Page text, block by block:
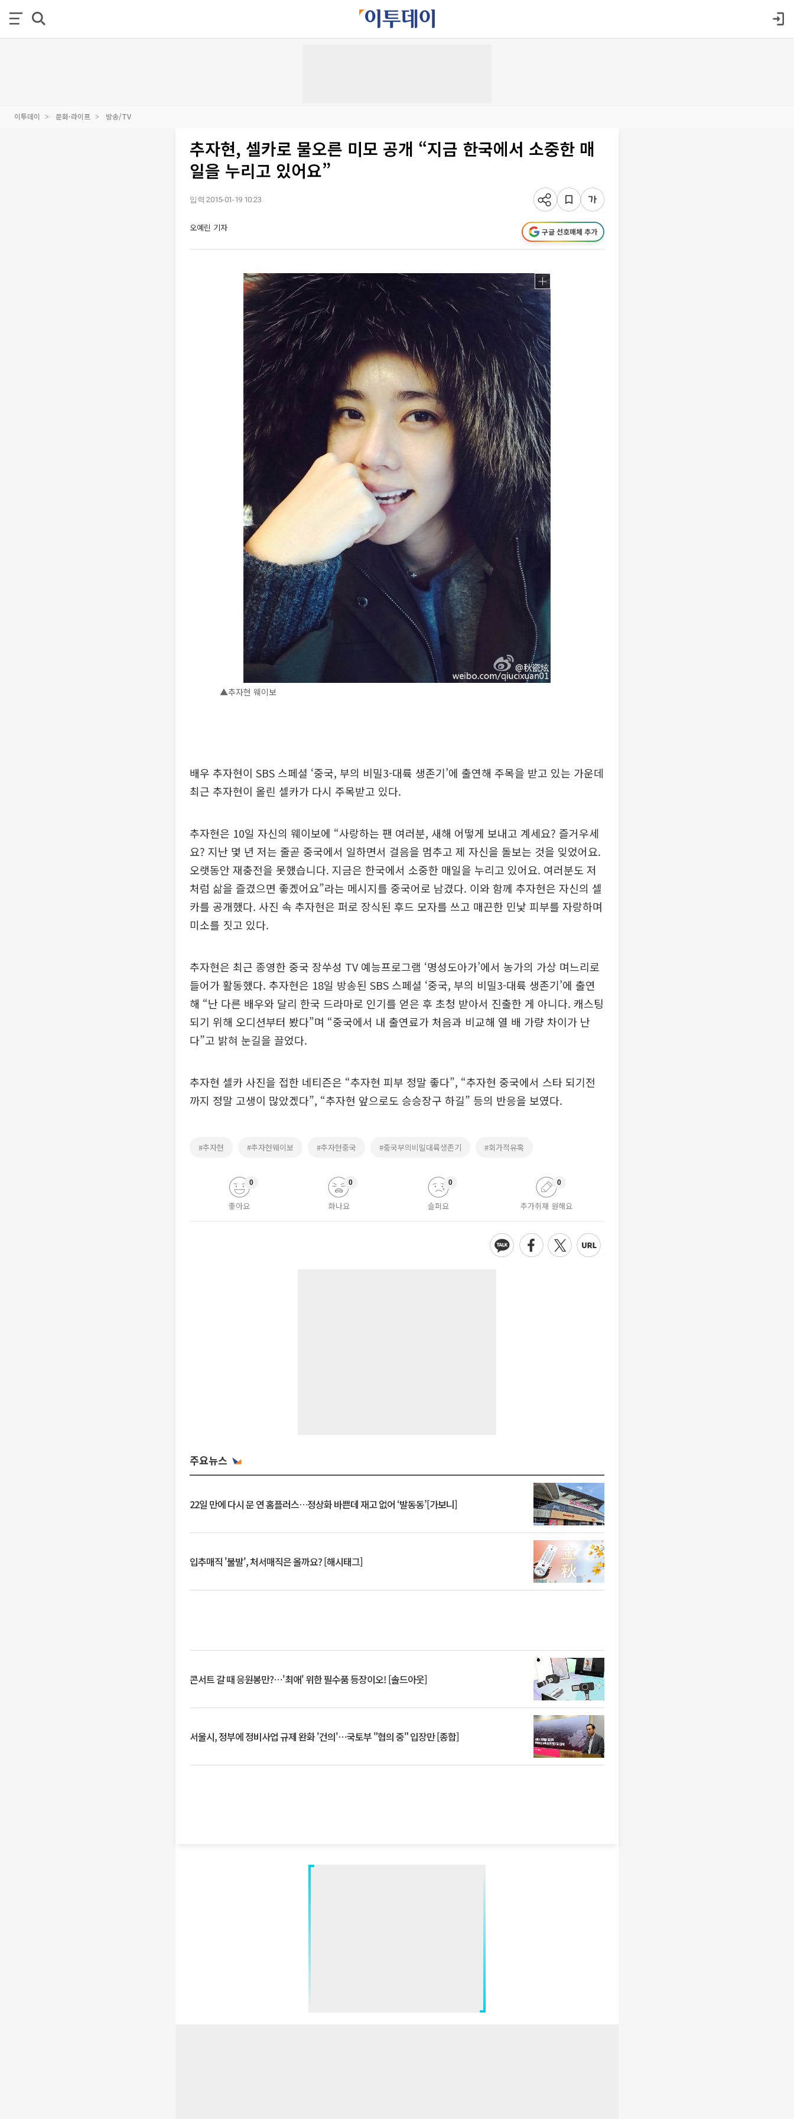
이투데이 문화·라이프 방송/TV
추자현, 셀카로 물오른 미모 공개 “지금 한국에서 소중한 매
일을 누리고 있어요”
입력 2015-01-19 10:23
오예린 기자 구글 선호매체 추가
▲추자현 웨이보
배우 추자현이 SBS 스페셜 ‘중국, 부의 비밀3-대륙 생존기’에 출연해 주목을 받고 있는 가운데
최근 추자현이 올린 셀카가 다시 주목받고 있다.
추자현은 10일 자신의 웨이보에 “사랑하는 팬 여러분, 새해 어떻게 보내고 계세요? 즐거우세
요? 지난 몇 년 저는 줄곧 중국에서 일하면서 걸음을 멈추고 제 자신을 돌보는 것을 잊었어요.
오랫동안 재충전을 못했습니다. 지금은 한국에서 소중한 매일을 누리고 있어요. 여러분도 저
처럼 삶을 즐겼으면 좋겠어요”라는 메시지를 중국어로 남겼다. 이와 함께 추자현은 자신의 셀
카를 공개했다. 사진 속 추자현은 퍼로 장식된 후드 모자를 쓰고 매끈한 민낯 피부를 자랑하며
미소를 짓고 있다.
추자현은 최근 종영한 중국 장쑤성 TV 예능프로그램 ‘명성도아가’에서 농가의 가상 며느리로
들어가 활동했다. 추자현은 18일 방송된 SBS 스페셜 ‘중국, 부의 비밀3-대륙 생존기’에 출연
해 “난 다른 배우와 달리 한국 드라마로 인기를 얻은 후 초청 받아서 진출한 게 아니다. 캐스팅
되기 위해 오디션부터 봤다”며 “중국에서 내 출연료가 처음과 비교해 열 배 가량 차이가 난
다”고 밝혀 눈길을 끌었다.
추자현 셀카 사진을 접한 네티즌은 “추자현 피부 정말 좋다”, “추자현 중국에서 스타 되기전
까지 정말 고생이 많았겠다”, “추자현 앞으로도 승승장구 하길” 등의 반응을 보였다.
#추자현 #추자현웨이보 #추자현중국 #중국부의비밀대륙생존기 #회가적유혹
좋아요
0
화나요
0
슬퍼요
0
추가취재 원해요
0
주요뉴스
22일 만에 다시 문 연 홈플러스…정상화 바쁜데 재고 없어 ‘발동동’[가보니]
입추매직 '불발', 처서매직은 올까요? [해시태그]
콘서트 갈 때 응원봉만?⋯'최애' 위한 필수품 등장이오! [솔드아웃]
서울시, 정부에 정비사업 규제 완화 '건의'⋯국토부 "협의 중" 입장만 [종합]